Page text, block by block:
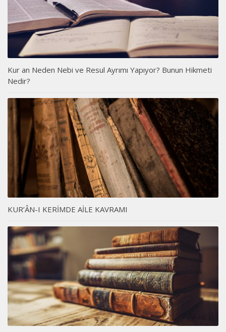
Kur an Neden Nebi ve Resul Ayrımı Yapıyor? Bunun Hikmeti
Nedir?
KUR’ÂN-I KERİMDE AİLE KAVRAMI